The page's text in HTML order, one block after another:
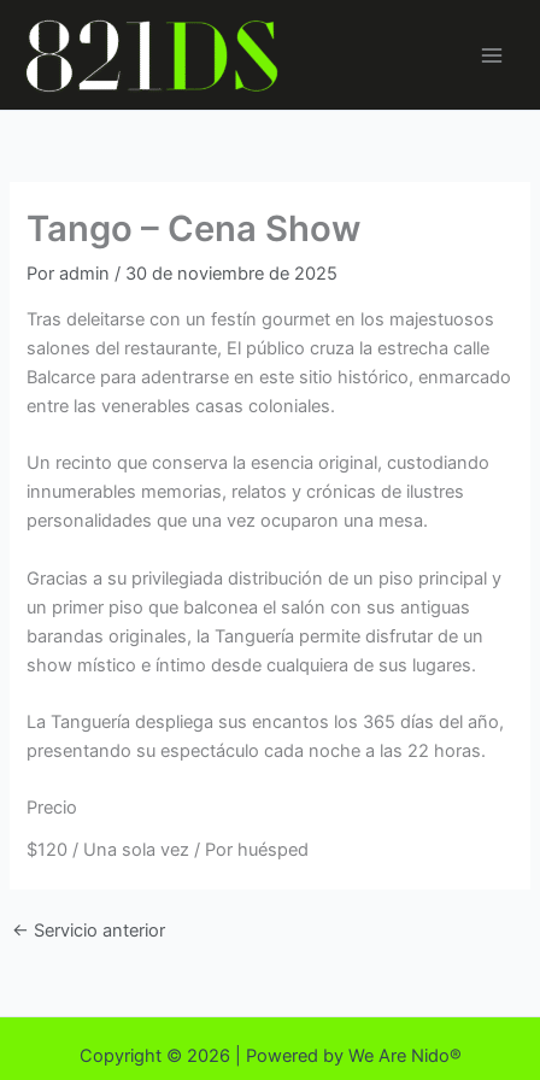
contenido
Tango – Cena Show
Poradmin / 30 de noviembre de 2025
Tras deleitarse con un festín gourmet en los majestuosos
salones del restaurante, El público cruza la estrecha calle
Balcarce para adentrarse en este sitio histórico, enmarcado
entre las venerables casas coloniales.
Un recinto que conserva la esencia original, custodiando
innumerables memorias, relatos y crónicas de ilustres
personalidades que una vez ocuparon una mesa.
Gracias a su privilegiada distribución de un piso principal y
un primer piso que balconea el salón con sus antiguas
barandas originales, la Tanguería permite disfrutar de un
show místico e íntimo desde cualquiera de sus lugares.
La Tanguería despliega sus encantos los 365 días del año,
presentando su espectáculo cada noche a las 22 horas.
Precio
$120 / Una sola vez / Por huésped
← Servicio anterior
Copyright © 2026 | Powered by We Are Nido®